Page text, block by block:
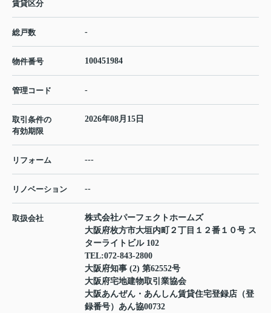
賃貸区分
総戸数 -
物件番号 100451984
管理コード -
取引条件の
有効期限
2026年08月15日
リフォーム ---
リノベーション --
取扱会社
株式会社パーフェクトホームズ
大阪府枚方市大垣内町２丁目１２番１０号 ス
ターライトビル 102
TEL:072-843-2800
大阪府知事 (2) 第62552号
大阪府宅地建物取引業協会
大阪あんぜん・あんしん賃貸住宅登録店（登
録番号）あん協00732